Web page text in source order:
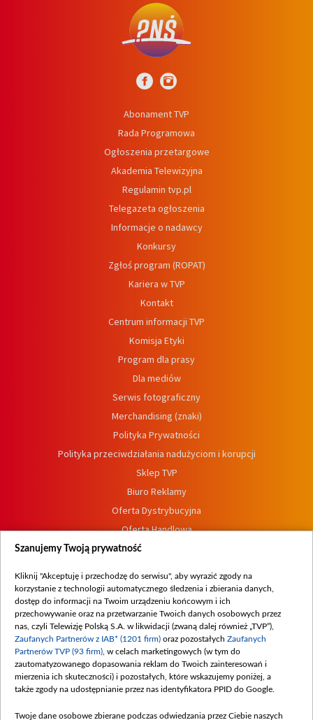
Abonament TVP
Rada Programowa
Ogłoszenia przetargowe
Akademia Telewizyjna
Regulamin tvp.pl
Telegazeta ogłoszenia
Informacje o nadawcy
Konkursy
Zgłoś program (ROPAT)
Kariera w TVP
Kontakt
Centrum informacji TVP
Komisja Etyki
Program dla prasy
Dla mediów
Serwis fotograficzny
Merchandising (znaki)
Polityka Prywatności
Polityka przeciwdziałania nadużyciom i korupcji
Sklep TVP
Biuro Reklamy
Oferta Dystrybucyjna
Oferta Handlowa
Dostępność
Procedura zgłoszeń wewnętrznych
Szanujemy Twoją prywatność
Kliknij "Akceptuję i przechodzę do serwisu", aby wyrazić zgody na
korzystanie z technologii automatycznego śledzenia i zbierania danych,
dostęp do informacji na Twoim urządzeniu końcowym i ich
przechowywanie oraz na przetwarzanie Twoich danych osobowych przez
nas, czyli Telewizję Polską S.A. w likwidacji (zwaną dalej również „TVP”),
Zaufanych Partnerów z IAB* (1201 firm) oraz pozostałych Zaufanych
Partnerów TVP (93 firm) , w celach marketingowych (w tym do
zautomatyzowanego dopasowania reklam do Twoich zainteresowań i
mierzenia ich skuteczności) i pozostałych, które wskazujemy poniżej, a
także zgody na udostępnianie przez nas identyfikatora PPID do Google.
Twoje dane osobowe zbierane podczas odwiedzania przez Ciebie naszych